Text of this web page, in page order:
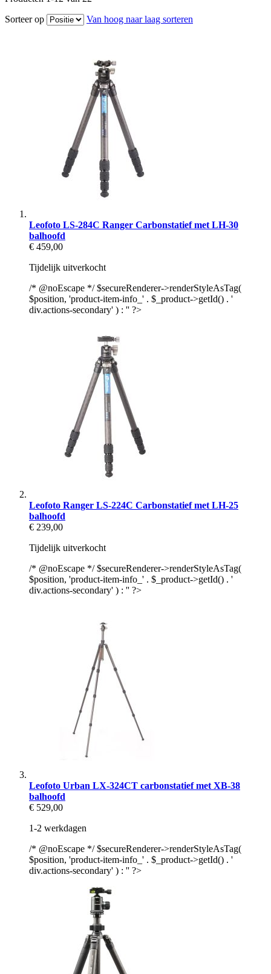
Sorteer op
Van hoog naar laag sorteren
Leofoto LS-284C Ranger Carbonstatief met LH-30
balhoofd
€ 459,00
Tijdelijk uitverkocht
/* @noEscape */ $secureRenderer->renderStyleAsTag(
$position, 'product-item-info_' . $_product->getId() . '
div.actions-secondary' ) : '' ?>
Leofoto Ranger LS-224C Carbonstatief met LH-25
balhoofd
€ 239,00
Tijdelijk uitverkocht
/* @noEscape */ $secureRenderer->renderStyleAsTag(
$position, 'product-item-info_' . $_product->getId() . '
div.actions-secondary' ) : '' ?>
Leofoto Urban LX-324CT carbonstatief met XB-38
balhoofd
€ 529,00
1-2 werkdagen
/* @noEscape */ $secureRenderer->renderStyleAsTag(
$position, 'product-item-info_' . $_product->getId() . '
div.actions-secondary' ) : '' ?>